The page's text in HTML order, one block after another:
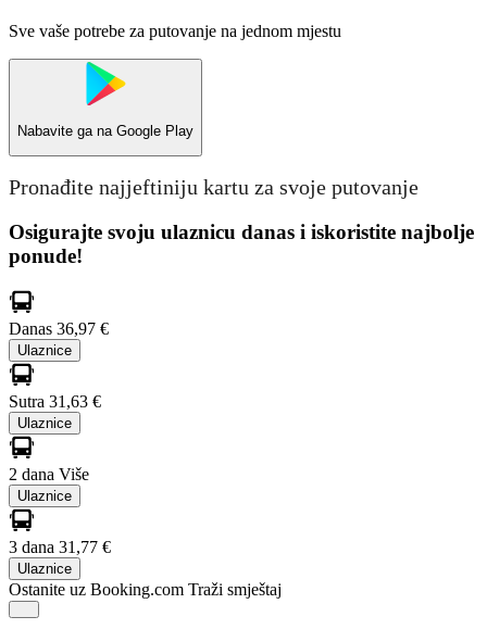
Sve vaše potrebe za putovanje na jednom mjestu
Nabavite ga na Google Play
Pronađite najjeftiniju kartu za svoje putovanje
Osigurajte svoju ulaznicu danas i iskoristite najbolje
ponude!
Danas 36,97 €
Ulaznice
Sutra 31,63 €
Ulaznice
2 dana Više
Ulaznice
3 dana 31,77 €
Ulaznice
Ostanite uz Booking.com Traži smještaj